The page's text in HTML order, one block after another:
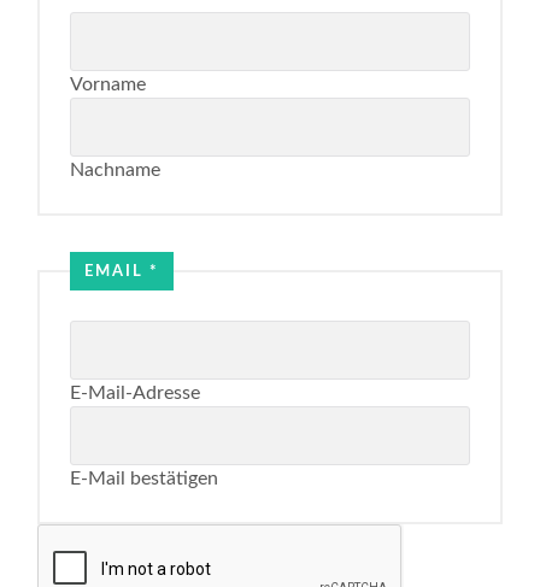
Vorname
Nachname
EMAIL*
E-Mail-Adresse
E-Mail bestätigen